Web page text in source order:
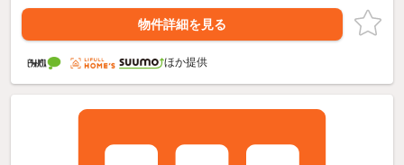
物件詳細を見る
ほか提供